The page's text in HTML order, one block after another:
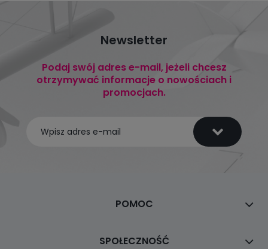
Newsletter
Podaj swój adres e-mail, jeżeli chcesz
otrzymywać informacje o nowościach i
promocjach.
POMOC
SPOŁECZNOŚĆ